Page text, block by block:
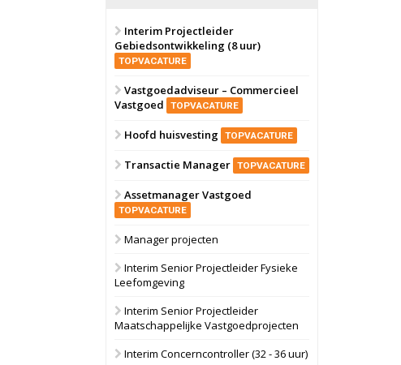
Zwanenburg
6 oktober 2026
Oranje
28 september 2026
bedrijventerrein
Bekijk
Schuinesloot
Interim Projectleider
Gebiedsontwikkeling (8 uur)
TOPVACATURE
Vastgoedadviseur – Commercieel
Vastgoed
TOPVACATURE
Hoofd huisvesting TOPVACATURE
Transactie Manager TOPVACATURE
Assetmanager Vastgoed
TOPVACATURE
Manager projecten
Interim Senior Projectleider Fysieke
Leefomgeving
Interim Senior Projectleider
Maatschappelijke Vastgoedprojecten
Interim Concerncontroller (32 - 36 uur)